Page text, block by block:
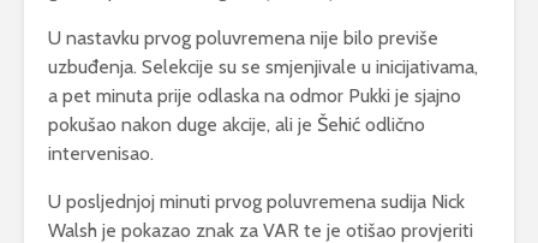
U nastavku prvog poluvremena nije bilo previše
uzbuđenja. Selekcije su se smjenjivale u inicijativama,
a pet minuta prije odlaska na odmor Pukki je sjajno
pokušao nakon duge akcije, ali je Šehić odlično
intervenisao.
U posljednjoj minuti prvog poluvremena sudija Nick
Walsh je pokazao znak za VAR te je otišao provjeriti